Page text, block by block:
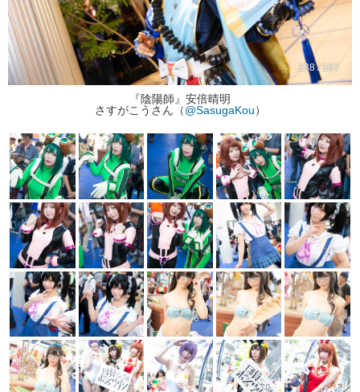
ニコニコQ
138 / 167
『陰陽師』安倍晴明
さすがこうさん（@SasugaKou）